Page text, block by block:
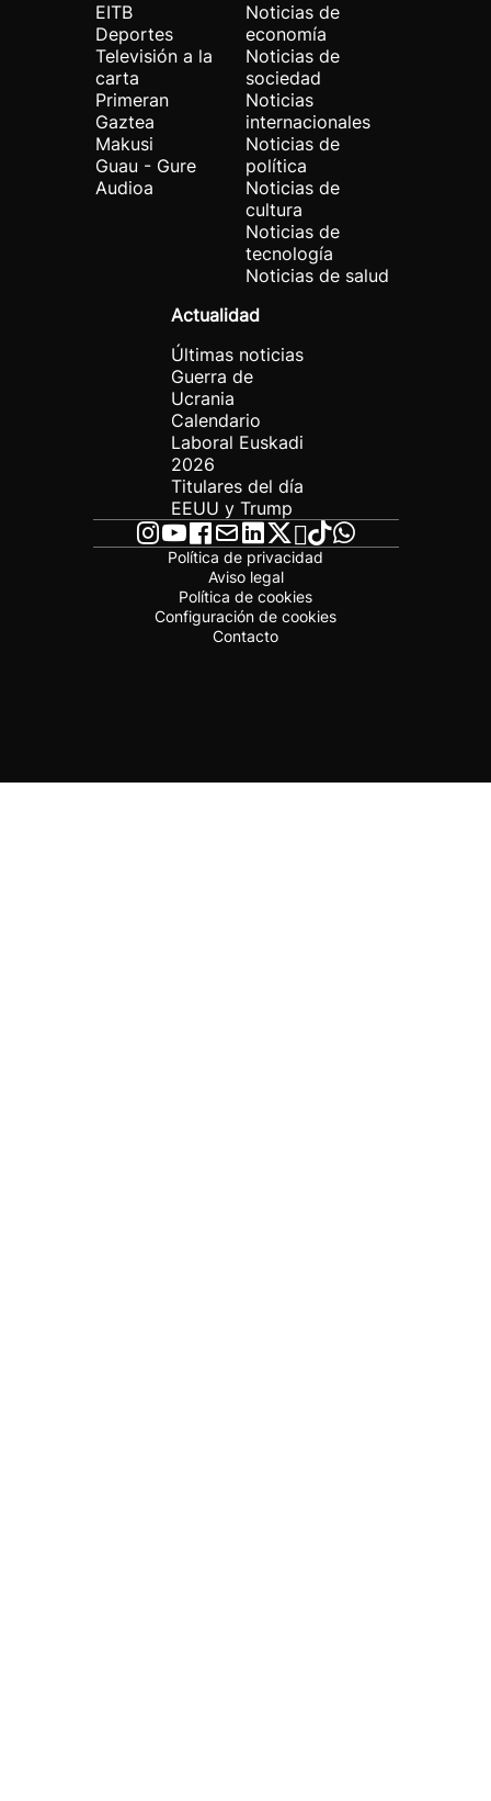
EITB
Deportes
Televisión a la
carta
Primeran
Gaztea
Makusi
Guau - Gure
Audioa
Noticias de
economía
Noticias de
sociedad
Noticias
internacionales
Noticias de
política
Noticias de
cultura
Noticias de
tecnología
Noticias de salud
Actualidad
Últimas noticias
Guerra de
Ucrania
Calendario
Laboral Euskadi
2026
Titulares del día
EEUU y Trump
Política de privacidad
Aviso legal
Política de cookies
Configuración de cookies
Contacto